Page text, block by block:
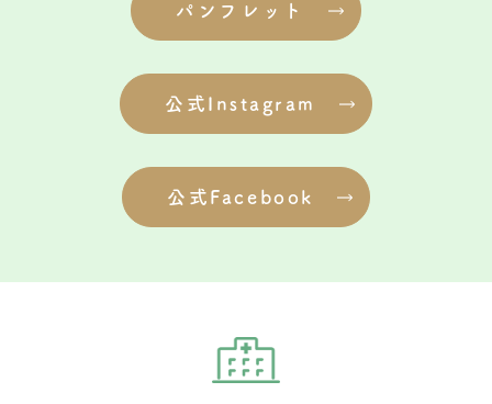
パンフレット
公式Instagram
公式Facebook